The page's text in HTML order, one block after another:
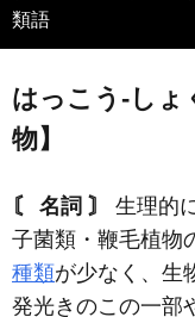
類語
はっこう‐しょ
物】
〘 名詞 〙 生理的
子菌類・鞭毛植物
種類が少なく、生
発光きのこの一部